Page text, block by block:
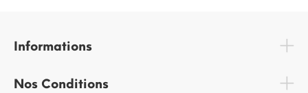
Informations
Nos Conditions